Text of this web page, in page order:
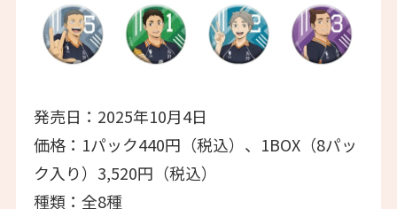
発売日：2025年10月4日
価格：1パック440円（税込）、1BOX（8パッ
ク入り）3,520円（税込）
種類：全8種